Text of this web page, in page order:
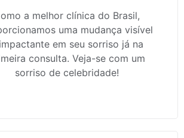
a melhor clínica do Brasil,
uma mudança visível
em seu sorriso já na
consulta. Veja-se com um
sorriso de celebridade!